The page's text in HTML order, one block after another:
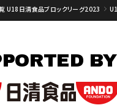
U18日清食品ブロックリーグ2023
BY